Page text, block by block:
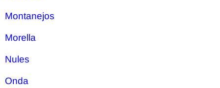
Montanejos
Morella
Nules
Onda